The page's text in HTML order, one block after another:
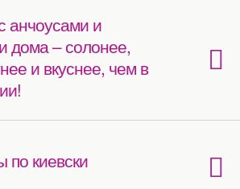
анчоусами и
дома – солонее,
и вкуснее, чем в
по киевски